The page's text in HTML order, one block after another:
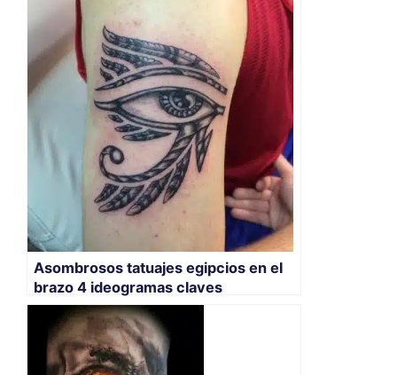
Asombrosos tatuajes egipcios en el
brazo 4 ideogramas claves